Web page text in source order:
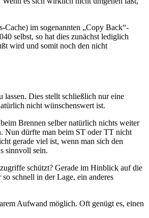
Cache) im sogenannten „Copy Back“-
selbst, so hat dies zunächst lediglich
wird und somit noch den nicht
lassen. Dies stellt schließlich nur eine
nicht wünschenswert ist.
Brennen selber natürlich nichts weiter
Nun dürfte man beim ST oder TT nicht
gerade viel ist, wenn man sich den
sinnvoll sein.
schützt? Gerade im Hinblick auf die
schnell in der Lage, ein anderes
Aufwand möglich. Oft genügt es, einen